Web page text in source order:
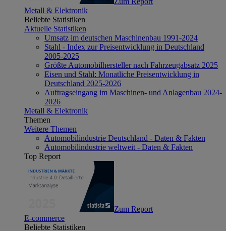
Metall & Elektronik
Beliebte Statistiken
Aktuelle Statistiken
Umsatz im deutschen Maschinenbau 1991-2024
Stahl - Index zur Preisentwicklung in Deutschland
2005-2025
Größte Automobilhersteller nach Fahrzeugabsatz 2025
Eisen und Stahl: Monatliche Preisentwicklung in
Deutschland 2025-2026
Auftragseingang im Maschinen- und Anlagenbau 2024-
2026
Metall & Elektronik
Themen
Weitere Themen
Automobilindustrie Deutschland - Daten & Fakten
Automobilindustrie weltweit - Daten & Fakten
Top Report
Zum Report
E-commerce
Beliebte Statistiken